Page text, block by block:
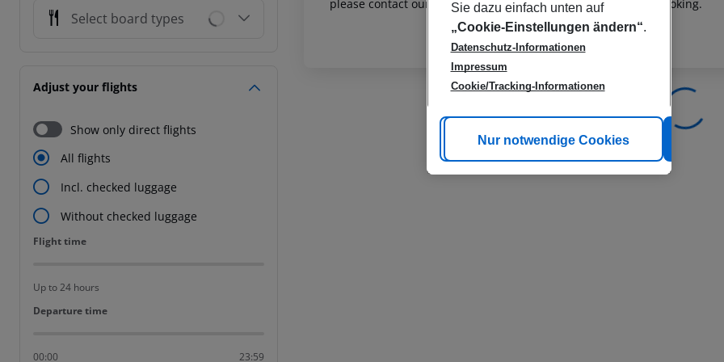
Select board types
Adjust your flights
Show only direct flights
All flights
Incl. checked luggage
Without checked luggage
Flight time
Flight time
Up to 24 hours
Departure time
Departure time
00:00 23:59
please contact our customer service before confirming your booking.
Sie dazu einfach unten auf
„Cookie-Einstellungen ändern“.
Datenschutz-Informationen
Impressum
Cookie/Tracking-Informationen
Cookie anpassen
Nur notwendige Cookies